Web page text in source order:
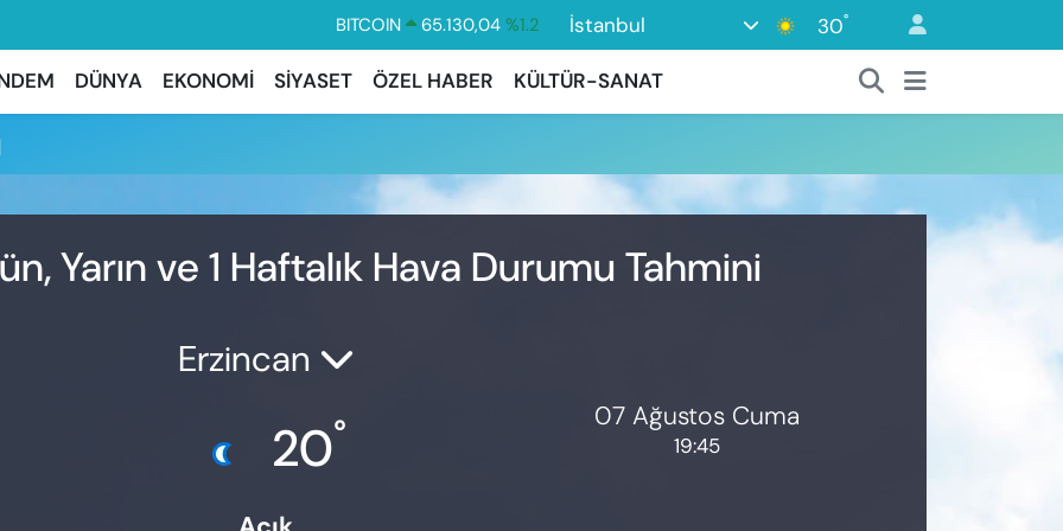
BITCOIN 65.130,04 %1.2
DOLAR
47,7106
%0.17
EURO
55,1652 %0.27
6618.49
İstanbul 30°
DÜNYA EKONOMİ SİYASET ÖZEL HABER KÜLTÜR-SANAT
Yarın ve 1 Haftalık Hava Durumu Tahmini
Erzincan
20° 07 Ağustos Cuma
19:45